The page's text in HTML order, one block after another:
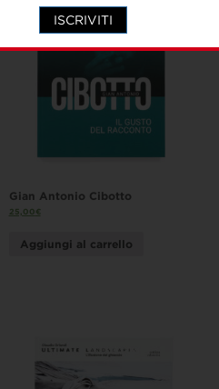
ISCRIVITI
Gian Antonio Cibotto
25,00€
Aggiungi al carrello